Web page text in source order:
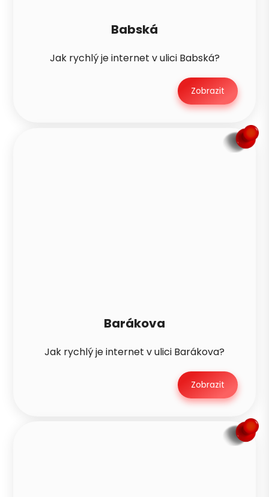
Babská
Jak rychlý je internet v ulici Babská?
Zobrazit
Barákova
Jak rychlý je internet v ulici Barákova?
Zobrazit